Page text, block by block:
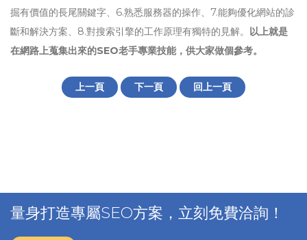
掘有價值的長尾關鍵字、6.熟悉服務器的操作、7.能夠優化網站的診
斷和解決方案、8.對搜索引擎的工作原理有獨特的見解。 以上就是
在網路上蒐集出來的SEO老手專業技能，供大家做個參考。
上一頁 下一頁 回上一頁
量身打造專屬SEO方案，立刻免費洽詢！